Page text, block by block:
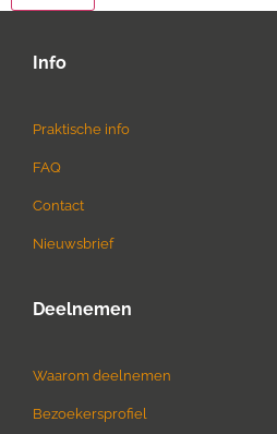
Info
Praktische info
FAQ
Contact
Nieuwsbrief
Deelnemen
Waarom deelnemen
Bezoekersprofiel